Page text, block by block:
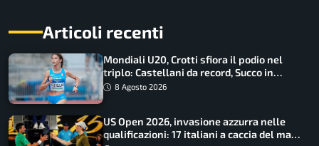
Articoli recenti
Mondiali U20, Crotti sfiora il podio nel
triplo: Castellani da record, Succo in
finale
8 Agosto 2026
US Open 2026, invasione azzurra nelle
qualificazioni: 17 italiani a caccia del main